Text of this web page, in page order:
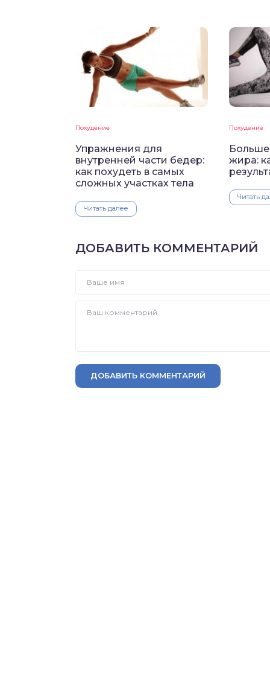
Похудение
Упражнения для
внутренней части бедер:
как похудеть в самых
сложных участках тела
Читать далее
Похудение
жира:
Читать
ДОБАВИТЬ КОММЕНТАРИЙ
ДОБАВИТЬ КОММЕНТАРИЙ